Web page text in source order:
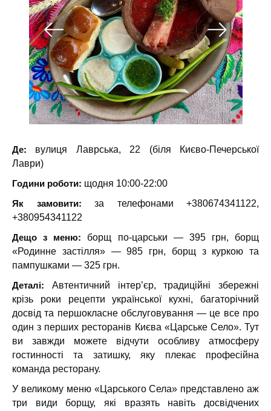
Де: вулиця Лаврська, 22 (біля Києво-Печерської
Лаври)
Години роботи: щодня 10:00-22:00
Як замовити: за телефонами +380674341122,
+380954341122
Дещо з меню: борщ по-царськи — 395 грн, борщ
«Родинне застілля» — 985 грн, борщ з куркою та
пампушками — 325 грн.
Деталі:
Автентичний інтер’єр, традиційні збережні
крізь роки рецепти української кухні, багаторічний
досвід та першокласне обслуговування — це все про
один з перших ресторанів Києва «Царське Село». Тут
ви завжди можете відчути особливу атмосферу
гостинності та затишку, яку плекає професійна
команда ресторану.
У великому меню «Царського Села» представлено аж
три види борщу, які вразять навіть досвідчених